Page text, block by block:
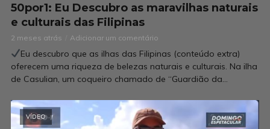
50por1: Eu Descubro as maravilhas naturais
e culturais das Filipinas
2 meses atrás Adicionar um comentário
Eu descubro que as ilhas das Filipinas (conteúdo extra)
oferecem uma riqueza de belezas naturais e culturais. Na ilha
de Casulian, um coqueiro chamado de “Guardião da...
VÍDEO